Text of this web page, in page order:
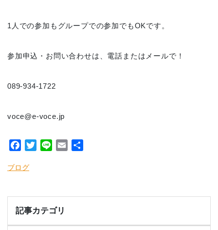
1人での参加もグループでの参加でもOKです。
参加申込・お問い合わせは、電話またはメールで！
089-934-1722
voce@e-voce.jp
Facebook
TwitterLine Email
ブログ
記事カテゴリ